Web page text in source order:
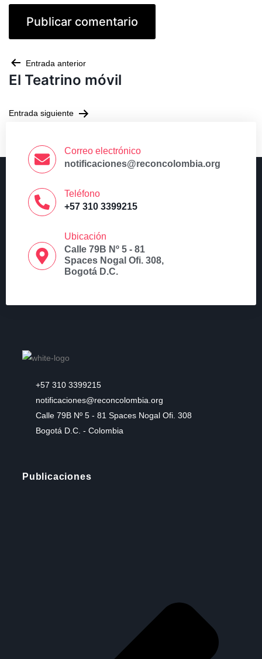
Entrada anterior
El Teatrino móvil
Entrada siguiente
Correo electrónico
notificaciones@reconcolombia.org
Teléfono
+57 310 3399215
Ubicación
Calle 79B Nº 5 - 81
Spaces Nogal Ofi. 308,
Bogotá D.C.
+57 310 3399215
notificaciones@reconcolombia.org
Calle 79B Nº 5 - 81 Spaces Nogal Ofi. 308
Bogotá D.C. - Colombia
Publicaciones